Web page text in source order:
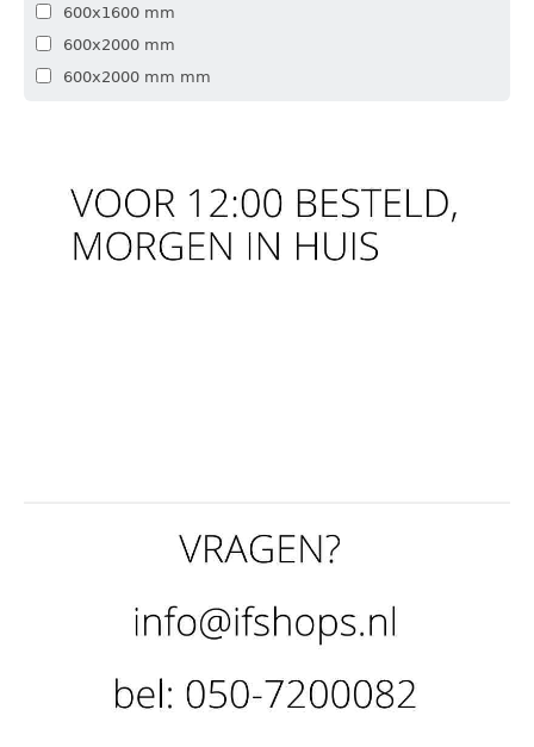
600x1600 mm
600x2000 mm
600x2000 mm mm